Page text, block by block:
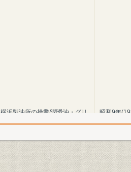
横浜製油所の操業/潤滑油・グリ
昭和9年